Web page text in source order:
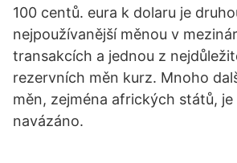
100 centů. eura k dolaru je
nejpoužívanější měnou v
transakcích a jednou z
rezervních měn kurz. Mnoho
měn, zejména afrických států,
navázáno.